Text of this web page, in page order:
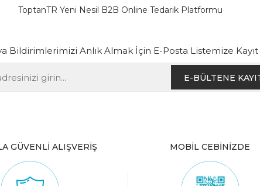
ToptanTR Yeni Nesil B2B Online Tedarik Platformu
Bildirimlerimizi Anlık Almak İçin E-Posta Listemize
E-BÜLTENE
GÜVENLİ ALIŞVERİŞ MOBİL CEBİNİZDE